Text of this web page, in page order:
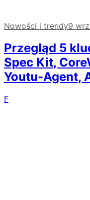
Nowości i trendy9
Przegląd 5
Spec Kit,
Youtu-Agent,
F